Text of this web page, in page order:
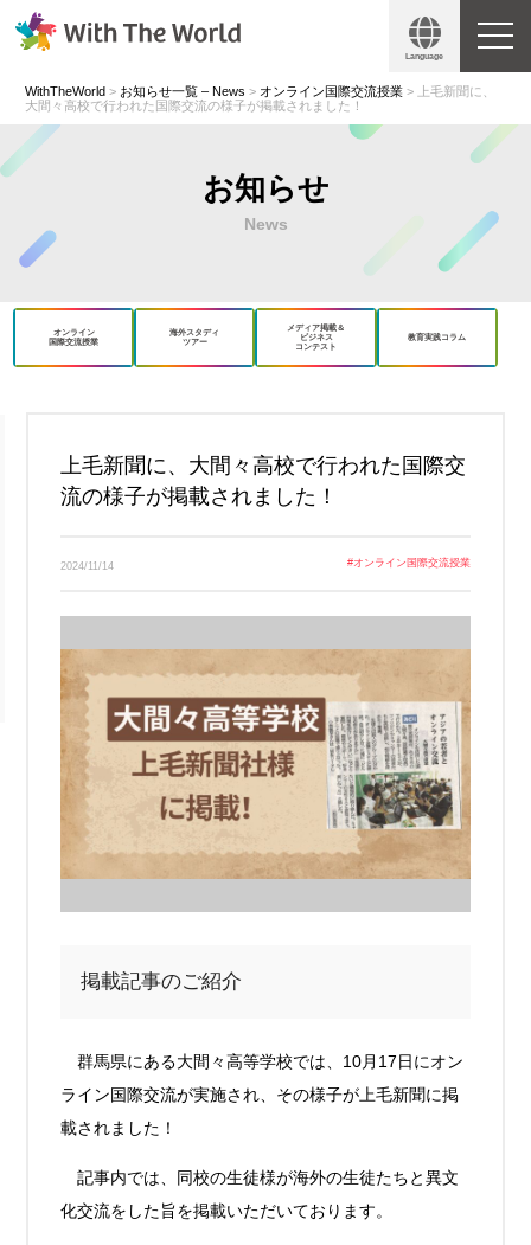
Language
WithTheWorld > お知らせ一覧 – News > オンライン国際交流授業 >
上毛新聞に、
大間々高校で行われた国際交流の様子が掲載されました！
お知らせ
News
オンライン
国際交流授業
海外スタディ
ツアー
メディア掲載＆
ビジネス
コンテスト
教育実践コラム
上毛新聞に、大間々高校で行われた国際交
流の様子が掲載されました！
2024/11/14 #オンライン国際交流授業
掲載記事のご紹介
群馬県にある大間々高等学校では、10月17日にオン
ライン国際交流が実施され、その様子が上毛新聞に掲
載されました！
記事内では、同校の生徒様が海外の生徒たちと異文
化交流をした旨を掲載いただいております。